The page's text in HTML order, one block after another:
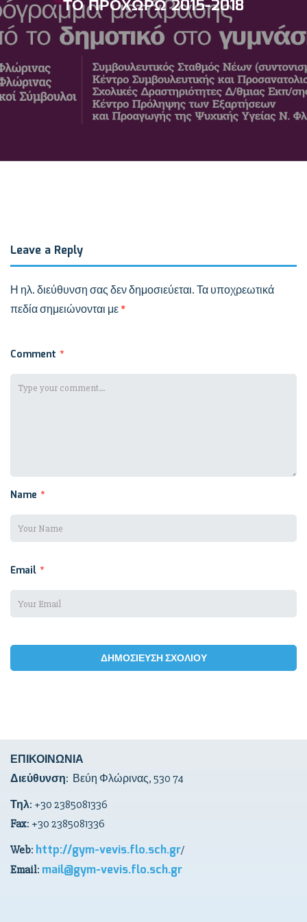
ΤΟ ΠΡΟΧΩΡΩ 2015-2018
Leave a Reply
Η ηλ. διεύθυνση σας δεν δημοσιεύεται. Τα υποχρεωτικά
πεδία σημειώνονται με *
Comment *
Name *
Email *
ΕΠΙΚΟΙΝΩΝΙΑ
Διεύθυνση: Βεύη Φλώρινας, 530 74
Τηλ: +30 2385081336
Fax: +30 2385081336
Web: http://gym-vevis.flo.sch.gr/
Email: mail@gym-vevis.flo.sch.gr